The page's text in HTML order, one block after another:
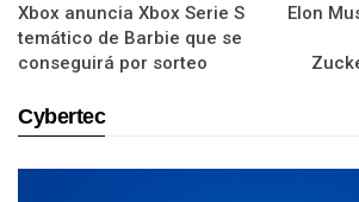
Xbox anuncia Xbox Serie S
temático de Barbie que se
conseguirá por sorteo
Elon
Cybertec